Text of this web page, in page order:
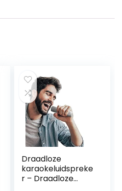
Draadloze
karaokeluidspreke
r – Draadloze